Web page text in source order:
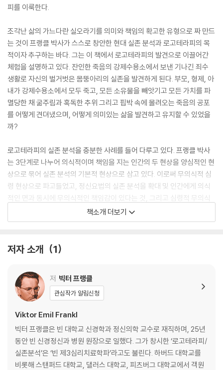
피를 이룩한다.
조각난 삶의 가느다란 실오라기를 의미와 책임의 확고한 유형으로 짜 만드
는 것이 프랭클 박사가 스스로 창안한 현대 실존 분석과 로고테라피의 목
적이자 추구하는 바다. 그는 이 책에서 로고테라피의 발견으로 이끌어간
체험을 설명하고 있다. 잔인한 죽음의 강제수용소에서 보낸 기나긴 죄수
생활로 자신의 벌거벗은 몸뚱아리의 실존을 발견하게 된다. 부모, 형제, 아
내가 강제수용소에서 모두 죽고, 모든 소유물을 빼앗기고 모든 가치를 파
멸당한 채 굶주림과 혹독한 추위 그리고 핍박 속에 몰려오는 죽음의 공포
를 어떻게 견뎌냈으며, 어떻게 의미있는 삶을 발견하고 유지할 수 있었을
까?
로고테라피의 실존 분석을 충분한 사례를 들어 다루고 있다. 프랭클 박사
는 3단계로 나누어 의식적이며 책임을 지는 인간의 두 현상을 양심적인 현
상으로 묶어 실존 분석의 기본적 현상으로 삼고 있다. 이로써 무의식적 심
령 현상으로 파고들었고, 정신요법의 실존 분석을 확대 및 인간에게 의식
적인 면과 동시에 무의식적인 책임감이 있다는 것, 그리고 심령적 무의식
에 자리잡고 있는 무의식적 종교관을 들추어내어 초월적인 무의식 속에 있
다는 것을 설파하고 있다.
A prominent Viennese psychiatrist before the war, Viktor Fran
rs in Auschwitz coped (or didn't) with the experience. He notic
ed that it was the men who comforted others and who gave a
way their last piece of bread who survived the longest - and
except the ability to choose our attitude in any given set of cir
cumstances. The sort of person the concentration camp pris
oner became was the result of an inner decision and not of ca
mp influences alone. Only those who allowed their inner hold o
n their moral and spiritual selves to subside eventually fell victi
책소개 더보기
저자 소개 1
저 빅터 프랭클
관심작가 알림신청
Viktor Emil Frankl
빅터 프랭클은 빈 대학교 신경학과 정신의학 교수로 재직하며, 25년
동안 빈 신경정신과 병원 원장으로 일했다. 그가 창시한 ‘로고테라피/
실존분석’은 ‘빈 제3심리치료학파’라고도 불린다. 하버드 대학교를
비롯해 스탠퍼드 대학교, 댈러스 대학교, 피츠버그 대학교에서 객원